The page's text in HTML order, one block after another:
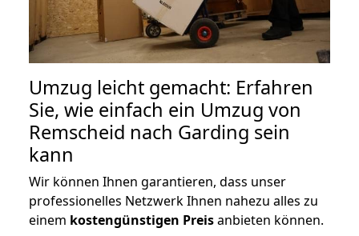
Umzug leicht gemacht: Erfahren
Sie, wie einfach ein Umzug von
Remscheid nach Garding sein
kann
Wir können Ihnen garantieren, dass unser
professionelles Netzwerk Ihnen nahezu alles zu
einem kostengünstigen Preisanbieten können.